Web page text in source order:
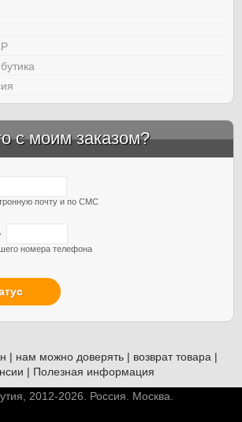
с моим заказом?
почту и по СМС
номера телефона
| нам можно доверять | возврат товара |
| Полезная информация
2012-2026. Россия. Москва.